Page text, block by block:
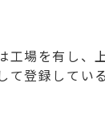
工場を有し、
て登録してい